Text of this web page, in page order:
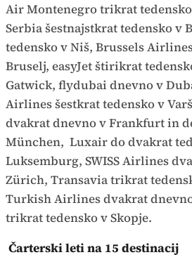
Air Montenegro trikrat
Serbia šestnajstkrat tedensko v
tedensko v Niš, Brussels
Bruselj, easyJet štirikrat
Gatwick, flydubai dnevno v
Airlines šestkrat tedensko v
dvakrat dnevno v Frankfurt in
München, Luxair do dvakrat
Luksemburg, SWISS Airlines
Zürich, Transavia trikrat
Turkish Airlines dvakrat
trikrat tedensko v Skopje.
Čarterski leti na 15 destinacij